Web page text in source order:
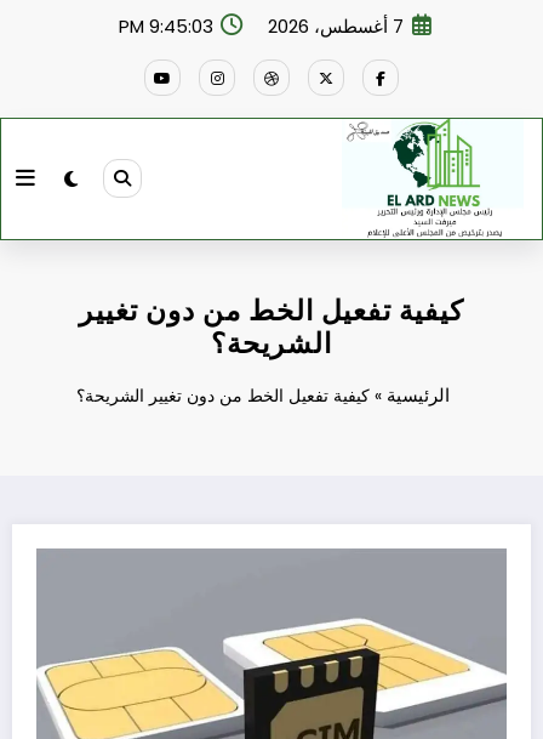
7 أغسطس، 2026 9:45:03 PM
كيفية تفعيل الخط من دون تغيير
الشريحة؟
الرئيسية » كيفية تفعيل الخط من دون تغيير الشريحة؟